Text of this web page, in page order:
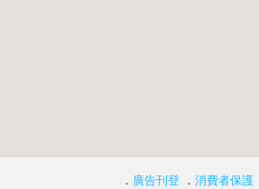
． 廣告刊登 ． 消費者保護